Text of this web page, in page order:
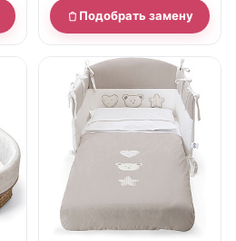
Подобрать замену
нет в продаже